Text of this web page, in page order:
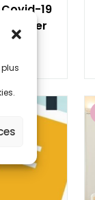
19
poser